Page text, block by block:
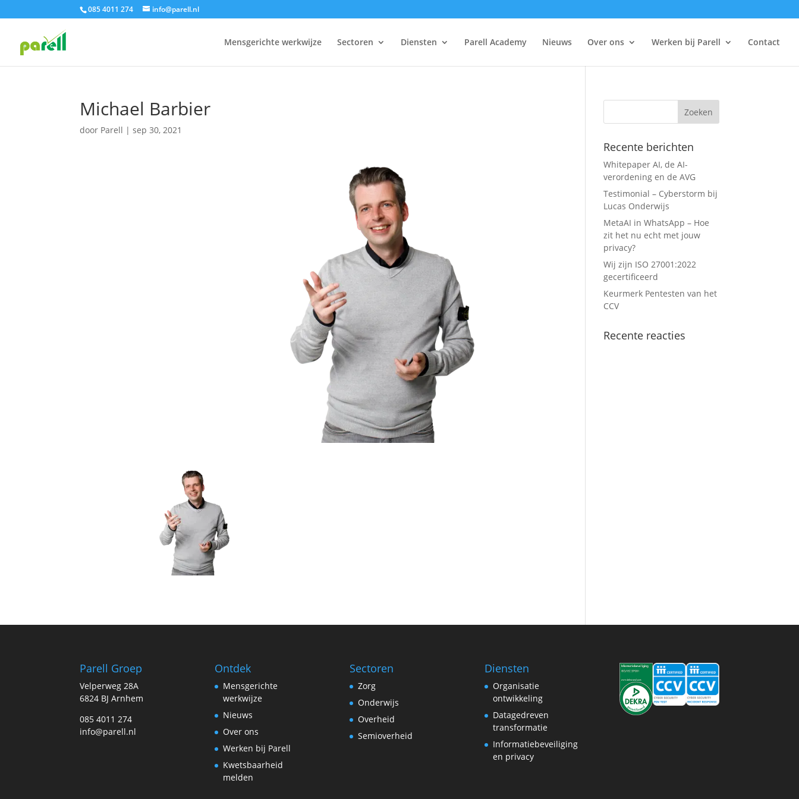
085 4011 274 info@parell.nl
Mensgerichte werkwijze Sectoren Diensten Parell Academy Nieuws Over ons Werken bij Parell Contact
Michael Barbier
door Parell |sep 30, 2021
Recente berichten
Whitepaper AI, de AI-
verordening en de AVG
Testimonial – Cyberstorm bij
Lucas Onderwijs
MetaAI in WhatsApp – Hoe
zit het nu echt met jouw
privacy?
Wij zijn ISO 27001:2022
gecertificeerd
Keurmerk Pentesten van het
CCV
Recente reacties
Parell Groep
Velperweg 28A
6824 BJ Arnhem
085 4011 274
info@parell.nl
Ontdek
Mensgerichte
werkwijze
Nieuws
Over ons
Werken bij Parell
Kwetsbaarheid
melden
Sectoren
Zorg
Onderwijs
Overheid
Semioverheid
Diensten
Organisatie
ontwikkeling
Datagedreven
transformatie
Informatiebeveiliging
en privacy